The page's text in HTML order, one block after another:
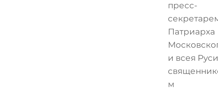
пресс-
Патриарха
и всея Руси
м